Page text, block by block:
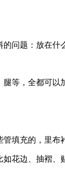
问题：放在什
等，全都可以
填充的，里布
花边、抽褶